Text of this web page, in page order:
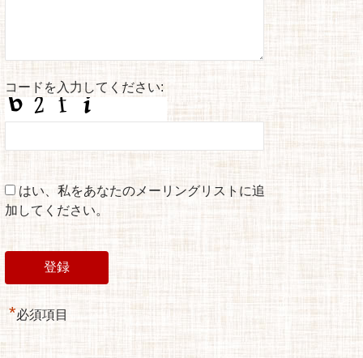
コードを入力してください:
はい、私をあなたのメーリングリストに追
加してください。
*必須項目